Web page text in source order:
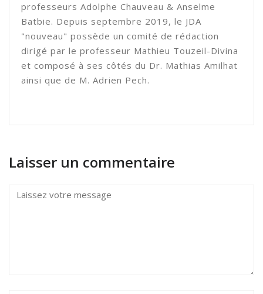
professeurs Adolphe Chauveau & Anselme
Batbie. Depuis septembre 2019, le JDA
"nouveau" possède un comité de rédaction
dirigé par le professeur Mathieu Touzeil-Divina
et composé à ses côtés du Dr. Mathias Amilhat
ainsi que de M. Adrien Pech.
Laisser un commentaire